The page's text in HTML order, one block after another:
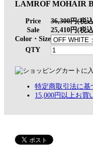
LAMROF MOHAIR
Price
36,300円(税
Sale
25,410円(税
Color・Size
QTY
特定商取引法に基
15,000円以上お買